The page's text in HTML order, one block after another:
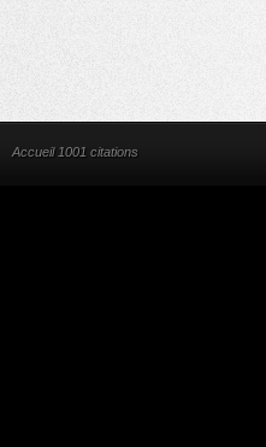
Accueil 1001 citations